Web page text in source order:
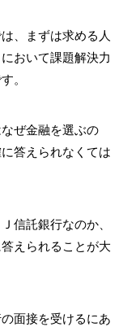
、まずは求める人
おいて課題解決力
。
ぜ金融を選ぶの
答えられなくては
信託銀行なのか、
えられることが大
面接を受けるにあ